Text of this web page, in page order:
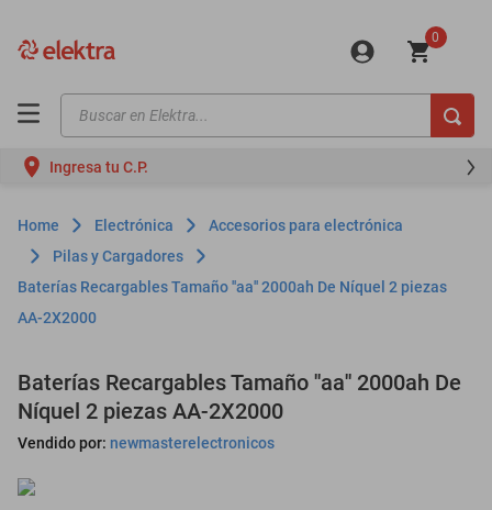
0
Buscar en Elektra...
Ingresa tu C.P.
Electrónica
Accesorios para electrónica
Pilas y Cargadores
Baterías Recargables Tamaño ''aa'' 2000ah De Níquel 2 piezas
AA-2X2000
Baterías Recargables Tamaño ''aa'' 2000ah De
Níquel 2 piezas AA-2X2000
Vendido por: newmasterelectronicos
motos
moto
celulares
iphones
lavadoras
colchones
salas